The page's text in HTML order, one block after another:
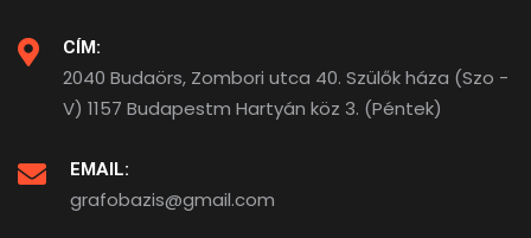
CÍM:
2040 Budaörs, Zombori utca 40. Szülők háza (Szo -
V) 1157 Budapestm Hartyán köz 3. (Péntek)
EMAIL:
grafobazis@gmail.com